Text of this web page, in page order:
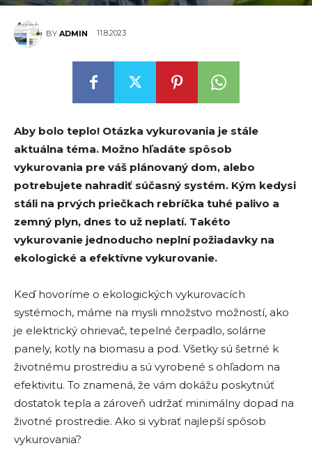
BY ADMIN 11.8.2023
Aby bolo teplo! Otázka vykurovania je stále
aktuálna téma. Možno hľadáte spôsob
vykurovania pre váš plánovaný dom, alebo
potrebujete nahradiť súčasný systém. Kým kedysi
stáli na prvých priečkach rebríčka tuhé palivo a
zemný plyn, dnes to už neplatí. Takéto
vykurovanie jednoducho neplní požiadavky na
ekologické a efektívne vykurovanie.
Keď hovoríme o ekologických vykurovacích
systémoch, máme na mysli množstvo možností, ako
je elektrický ohrievač, tepelné čerpadlo, solárne
panely, kotly na biomasu a pod. Všetky sú šetrné k
životnému prostrediu a sú vyrobené s ohľadom na
efektivitu. To znamená, že vám dokážu poskytnúť
dostatok tepla a zároveň udržať minimálny dopad na
životné prostredie. Ako si vybrať najlepší spôsob
vykurovania?